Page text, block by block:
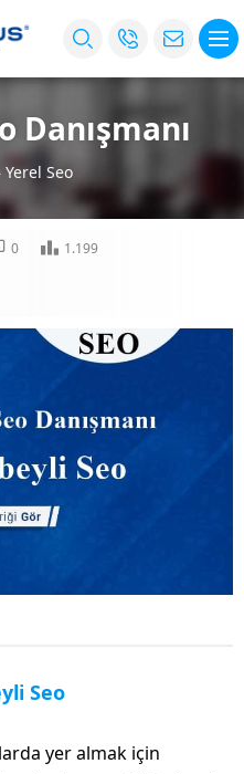
Danışmanı
Yerel Seo
0 1.199
Seo
yer almak için